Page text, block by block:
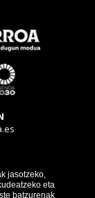
jasotzeko,
eta
batzurenak